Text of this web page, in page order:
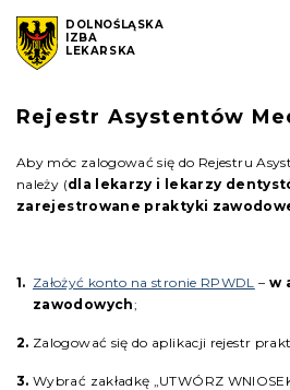
DOLNOŚLĄSKA
IZBA
LEKARSKA
Rejestr Asystentów
Aby móc zalogować się do Rejestru
należy (dla lekarzy i lekarzy
zarejestrowane praktyki
Założyć konto na stronie RPWDL – w
zawodowych;
Zalogować się do aplikacji rejestr
Wybrać zakładkę „UTWÓRZ